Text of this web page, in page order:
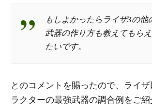
もしよかったらライザ3の他
武器の作り方も教えてもら
たいです。
とのコメントを賜ったので、ライ
ラクターの最強武器の調合例をご紹